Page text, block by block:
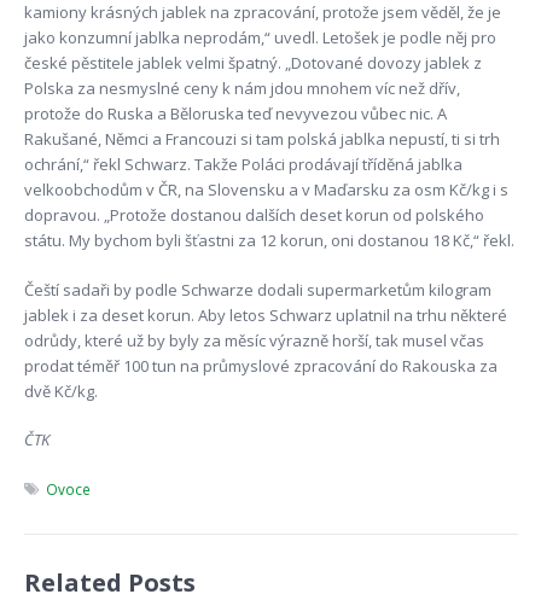
kamiony krásných jablek na zpracování, protože jsem věděl, že je
jako konzumní jablka neprodám,“ uvedl. Letošek je podle něj pro
české pěstitele jablek velmi špatný. „Dotované dovozy jablek z
Polska za nesmyslné ceny k nám jdou mnohem víc než dřív,
protože do Ruska a Běloruska teď nevyvezou vůbec nic. A
Rakušané, Němci a Francouzi si tam polská jablka nepustí, ti si trh
ochrání,“ řekl Schwarz. Takže Poláci prodávají tříděná jablka
velkoobchodům v ČR, na Slovensku a v Maďarsku za osm Kč/kg i s
dopravou. „Protože dostanou dalších deset korun od polského
státu. My bychom byli šťastni za 12 korun, oni dostanou 18 Kč,“ řekl.
Čeští sadaři by podle Schwarze dodali supermarketům kilogram
jablek i za deset korun. Aby letos Schwarz uplatnil na trhu některé
odrůdy, které už by byly za měsíc výrazně horší, tak musel včas
prodat téměř 100 tun na průmyslové zpracování do Rakouska za
dvě Kč/kg.
ČTK
Ovoce
Related Posts